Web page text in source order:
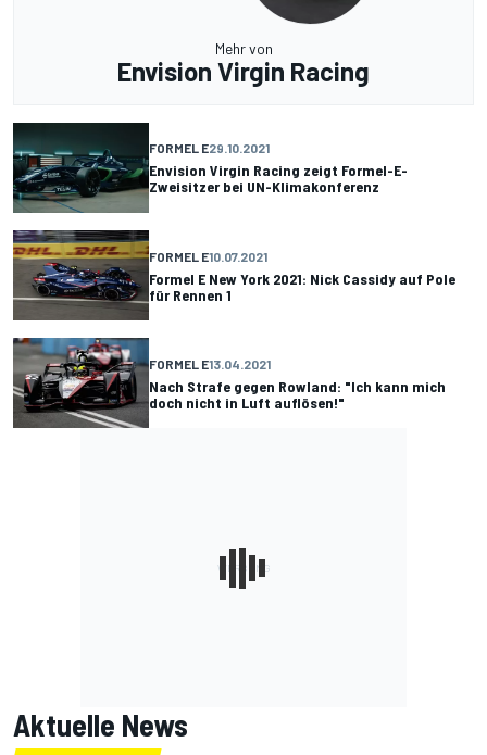
Mehr von
Envision Virgin Racing
FORMEL E29.10.2021
Envision Virgin Racing zeigt Formel-E-
Zweisitzer bei UN-Klimakonferenz
FORMEL E10.07.2021
Formel E New York 2021: Nick Cassidy auf Pole
für Rennen 1
FORMEL E13.04.2021
Nach Strafe gegen Rowland: "Ich kann mich
doch nicht in Luft auflösen!"
Aktuelle News